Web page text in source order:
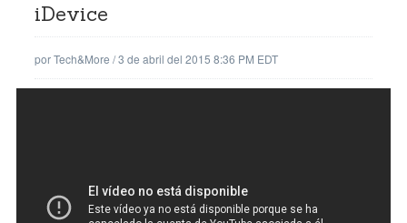
iDevice
porTech&More /3 de abril del 2015 8:36 PM EDT